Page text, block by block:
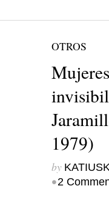
OTROS
1979)
by
•2